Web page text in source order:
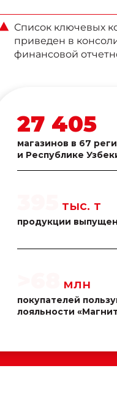
Список ключевых
приведен в
финансовой
27 405
магазинов в 67
и Республике
тыс. т
продукции
млн
покупателей
лояльности